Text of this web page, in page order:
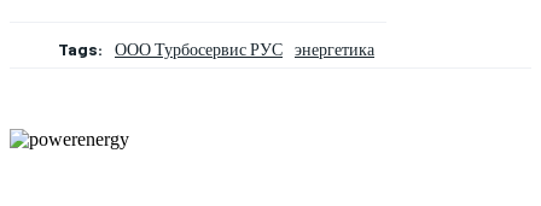
Tags: ООО Турбосервис РУС энергетика